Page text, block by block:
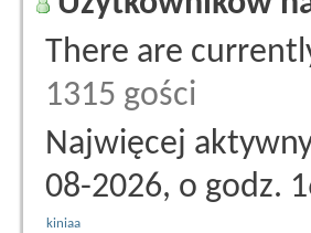
There are
1315 gości
Najwięcej
08-2026, o godz.
kiniaa